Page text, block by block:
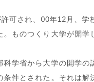
可され、00年12月、学
ものつくり大学が開学
学省から大学の開学の
件とされた。それは解